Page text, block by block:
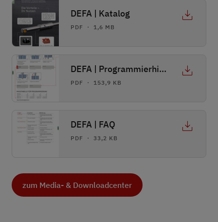
DEFA | Katalog
PDF ・ 1,6 MB
DEFA | Programmierhinweise
PDF ・ 153,9 KB
DEFA | FAQ
PDF ・ 33,2 KB
zum Media- & Downloadcenter